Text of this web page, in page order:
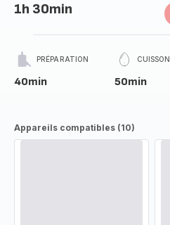
1h 30min
PRÉPARATION
40min
CUISSON
50min
Appareils compatibles (10)